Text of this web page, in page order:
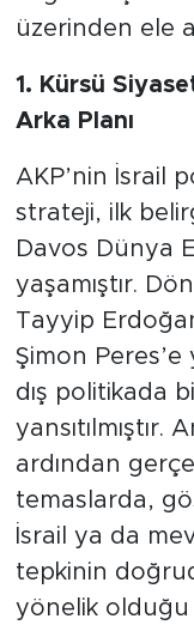
üzerinden ele
1. Kürsü
Arka Planı
AKP’nin İsrail
strateji, ilk
Davos Dünya
yaşamıştır.
Tayyip
Şimon Peres’e
dış politikada
yansıtılmıştır.
ardından
temaslarda,
İsrail ya da
tepkinin
yönelik olduğu
ALINTI
SOSYAL